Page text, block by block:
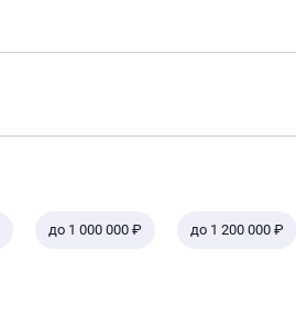
до 1 000 000 ₽ до 1 200 000 ₽